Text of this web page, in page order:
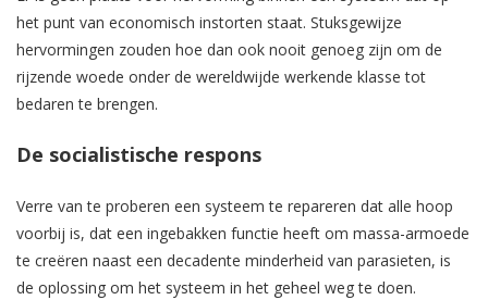
het punt van economisch instorten staat. Stuksgewijze
hervormingen zouden hoe dan ook nooit genoeg zijn om de
rijzende woede onder de wereldwijde werkende klasse tot
bedaren te brengen.
De socialistische respons
Verre van te proberen een systeem te repareren dat alle hoop
voorbij is, dat een ingebakken functie heeft om massa-armoede
te creëren naast een decadente minderheid van parasieten, is
de oplossing om het systeem in het geheel weg te doen.